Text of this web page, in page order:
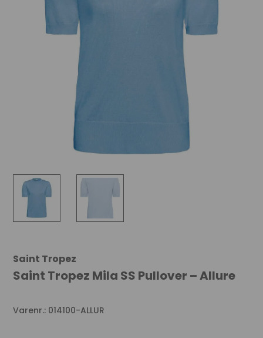
Saint Tropez
Saint Tropez Mila SS Pullover – Allure
Varenr.: 014100-ALLUR